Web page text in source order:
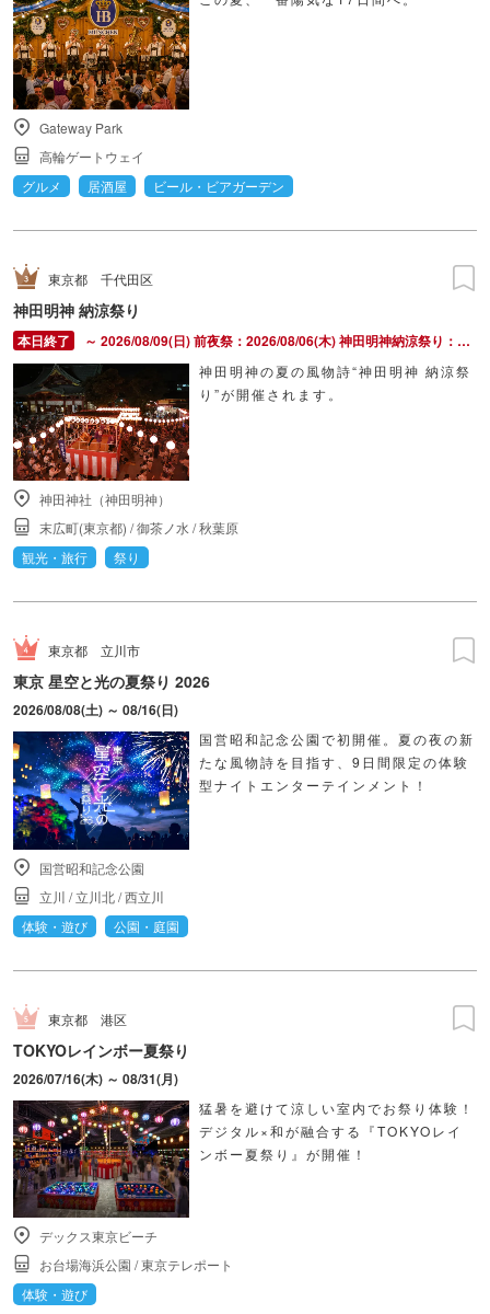
Gateway Park
高輪ゲートウェイ
グルメ
居酒屋 ビール・ビアガーデン
東京都 千代田区
神田明神 納涼祭り
～ 2026/08/09(日) 前夜祭：2026/08/06(木) 神田明神納涼祭り：2026/08/07(金) ～ 2026/08/09(日)
神田明神の夏の風物詩“神田明神 納涼祭
り”が開催されます。
神田神社（神田明神）
末広町(東京都) /御茶ノ水 /秋葉原
観光・旅行
祭り
東京都 立川市
東京 星空と光の夏祭り 2026
2026/08/08(土) ～ 08/16(日)
国営昭和記念公園で初開催。夏の夜の新
たな風物詩を目指す、9日間限定の体験
型ナイトエンターテインメント！
国営昭和記念公園
立川 /立川北/西立川
体験・遊び
公園・庭園
東京都 港区
TOKYOレインボー夏祭り
2026/07/16(木) ～ 08/31(月)
猛暑を避けて涼しい室内でお祭り体験！
デジタル×和が融合する『TOKYOレイ
ンボー夏祭り』が開催！
デックス東京ビーチ
お台場海浜公園 /東京テレポート
体験・遊び